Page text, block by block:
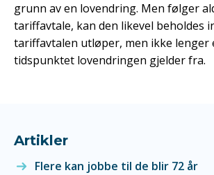
grunn av en lovendring. Men følger
tariffavtale, kan den likevel beholdes
tariffavtalen utløper, men ikke lenger
tidspunktet lovendringen gjelder fra.
Artikler
Flere kan jobbe til de blir 72 år